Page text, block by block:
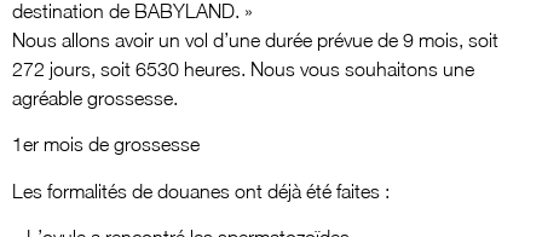
destination de BABYLAND. »
Nous allons avoir un vol d’une durée prévue de 9 mois, soit
272 jours, soit 6530 heures. Nous vous souhaitons une
agréable grossesse.
1er mois de grossesse
Les formalités de douanes ont déjà été faites :